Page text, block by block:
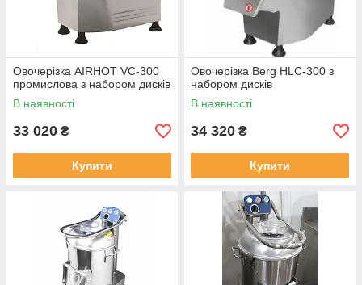
Овочерізка AIRHOT VC-300
промислова з набором дисків
В наявності
33 020 ₴
Купити
Овочерізка Berg HLC-300 з
набором дисків
В наявності
34 320 ₴
Купити